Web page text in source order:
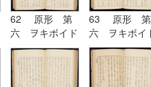
62 原形 第
六 ヲキボイド
63 原形 第
六 ヲキボイ